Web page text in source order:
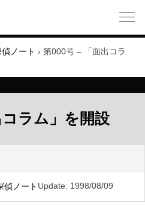
ノート › 第000号 – 「面出コラ
ラム」を開設
偵ノート Update: 1998/08/09